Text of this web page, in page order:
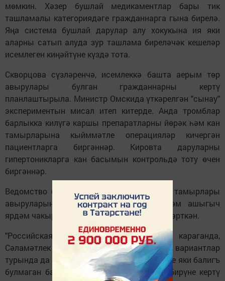
мөмкин. Хәзер бушлай медикаментлар бары тик
ташламалы категориядәге гражданнарга гына бирелә.
Яңа система бушлай дарулар алу хокукына ия яки
аларны сатып алуда зур ташлама биреләчәк кешеләр
исемлеген киңәйтүне күздә тота.
Скворцова сүзләренчә, исемлеккә башта аерым төр
авырулары булган гражданнарны кертү
планлаштырыла. Министр Омскида үткәрелгән "сынау"
экспериментын мисал итеп китерде. Анда тромблар
барлыкка килүгә каршы препаратларны йөрәк һәм кан
тамырларына кыйммәтле операцияләр кичергән
пациентларга биргәннәр. Кировта даруларны
гипертоникларга кан басымын контрольдә тоту өчен
биргәннәр.
Ведомство башлыгы ике очракта да кан тамырлары
авыруларыннан үлү күрсәткече кимү һәм ашыгыч
ярдәм чакырулар саны кимү теркәлүен искәрткән.
"Российская газета" мәгълүматларына караганда,
Сәламәтлек саклау министрлыгы башка вариантлар
турында да фикер алыша. 14 яшькә кадәрге яки балигъ
булмаган балалар өчен бушлай дарулар бирүне кертү